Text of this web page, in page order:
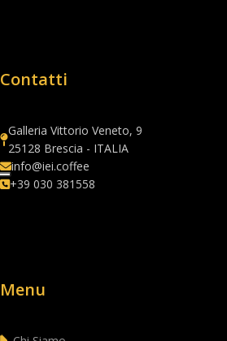
Contatti
Galleria Vittorio Veneto, 9
25128 Brescia - ITALIA
info@iei.coffee
+39 030 381558
Menu